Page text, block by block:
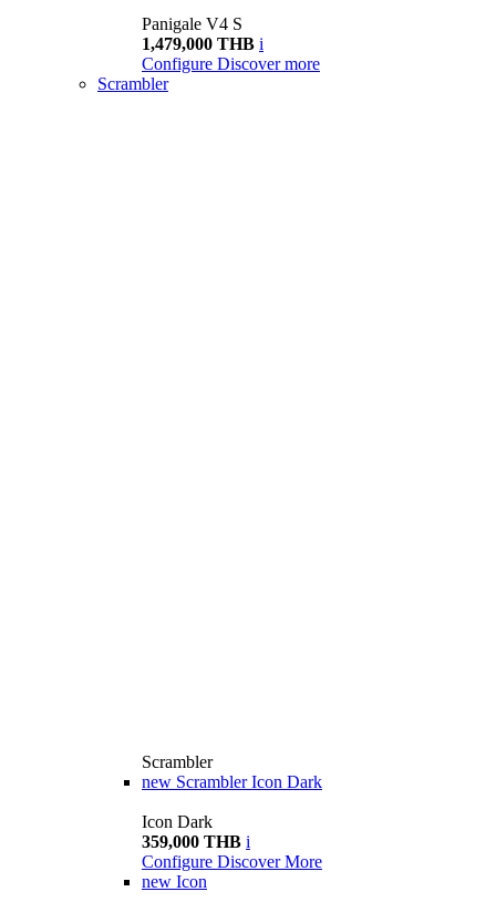
Panigale V4 S
1,479,000 THB i
Configure Discover more
Scrambler
Scrambler
new Scrambler Icon Dark
Icon Dark
359,000 THB i
Configure Discover More
new Icon